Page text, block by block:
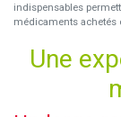
indispensables
médicaments achetés
Une